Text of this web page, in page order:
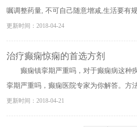
嘱调整药量, 不可自己随意增减,生活要有
更新时间：2018-04-24
治疗癫痫惊痫的首选方剂
癫痫镇挛期严重吗，对于癫痫病这种
挛期严重吗，癫痫医院专家为你解答。方
更新时间：2018-04-21